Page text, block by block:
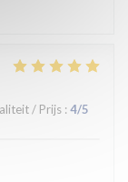
/ Prijs : 4/5